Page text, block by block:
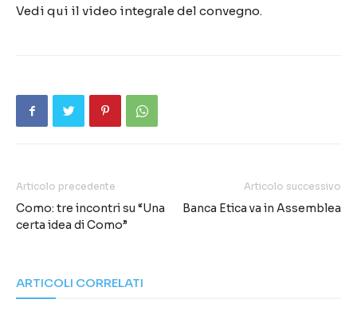
Vedi qui il video integrale del convegno.
Articolo precedente
Como: tre incontri su “Una
certa idea di Como”
Articolo successivo
Banca Etica va in Assemblea
ARTICOLI CORRELATI